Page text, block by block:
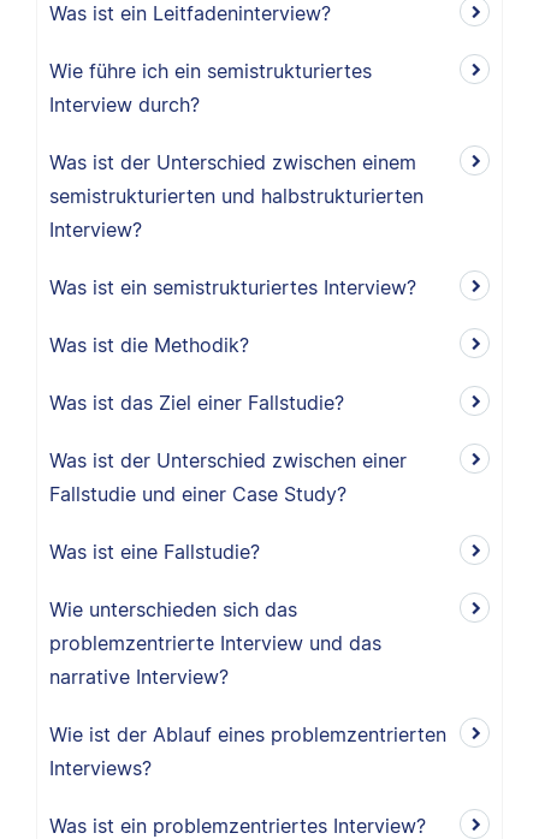
Was ist ein Leitfadeninterview?
Wie führe ich ein semistrukturiertes
Interview durch?
Was ist der Unterschied zwischen einem
semistrukturierten und halbstrukturierten
Interview?
Was ist ein semistrukturiertes Interview?
Was ist die Methodik?
Was ist das Ziel einer Fallstudie?
Was ist der Unterschied zwischen einer
Fallstudie und einer Case Study?
Was ist eine Fallstudie?
Wie unterschieden sich das
problemzentrierte Interview und das
narrative Interview?
Wie ist der Ablauf eines problemzentrierten
Interviews?
Was ist ein problemzentriertes Interview?